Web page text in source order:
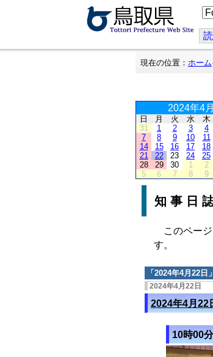
こ
の
ジ
を
翻
現在の位置： ホーム
2024年4月
日 月 火 水 木
31
1 2 3 4
7
8 9 10 11
14
15 16 17 18
21
22 23 24 25
28
29 30 1 2
5
6 7 8 9
知事日
このページ
す。
「 2024年4月22日
2024年4月22日
2024年4月22
10時00